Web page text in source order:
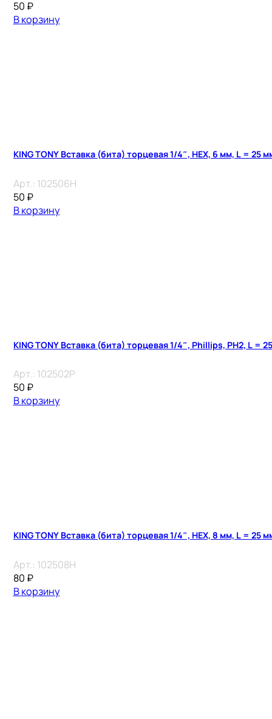
50 ₽
В корзину
KING TONY Вставка (бита) торцевая 1/4″, HEX, 6 мм, L = 25
Арт.: 102506H
50 ₽
В корзину
KING TONY Вставка (бита) торцевая 1/4″, Phillips, PH2, L =
Арт.: 102502P
50 ₽
В корзину
KING TONY Вставка (бита) торцевая 1/4″, HEX, 8 мм, L = 25
Арт.: 102508H
80 ₽
В корзину